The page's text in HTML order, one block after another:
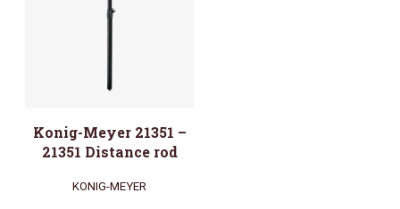
Konig-Meyer 21351 –
21351 Distance rod
KONIG-MEYER